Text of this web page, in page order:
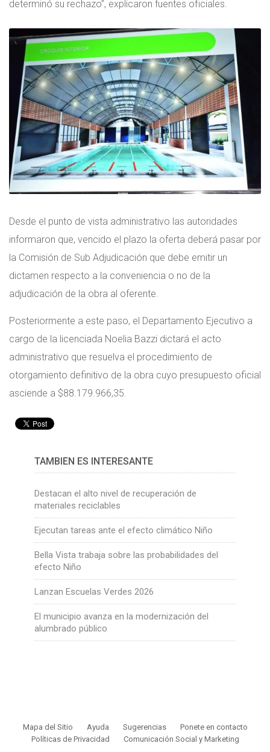
determinó su rechazo”, explicaron fuentes oficiales.
Desde el punto de vista administrativo las autoridades
informaron que, vencido el plazo la oferta deberá pasar por
la Comisión de Sub Adjudicación que debe emitir un
dictamen respecto a la conveniencia o no de la
adjudicación de la obra al oferente.
Posteriormente a este paso, el Departamento Ejecutivo a
cargo de la licenciada Noelia Bazzi dictará el acto
administrativo que resuelva el procedimiento de
otorgamiento definitivo de la obra cuyo presupuesto oficial
asciende a $88.179.966,35.
TAMBIÉN ES INTERESANTE
Destacan el alto nivel de recuperación de
materiales reciclables
Ejecutan tareas ante el efecto climático Niño
Bella Vista trabaja sobre las probabilidades del
efecto Niño
Lanzan Escuelas Verdes 2026
El municipio avanza en la modernización del
alumbrado público
Mapa del Sitio Ayuda Sugerencias
Ponete en contacto
Políticas de Privacidad
Comunicación Social y Marketing